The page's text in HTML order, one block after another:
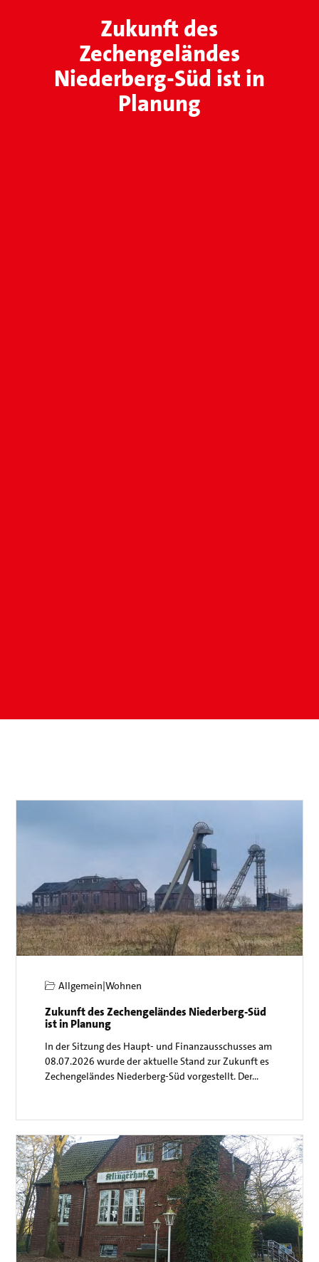
Zukunft des
Zechengeländes
Niederberg-Süd ist in
Planung
Allgemein|Wohnen
Zukunft des Zechengeländes Niederberg-Süd
ist in Planung
In der Sitzung des Haupt- und Finanzausschusses am
08.07.2026 wurde der aktuelle Stand zur Zukunft es
Zechengeländes Niederberg-Süd vorgestellt. Der…